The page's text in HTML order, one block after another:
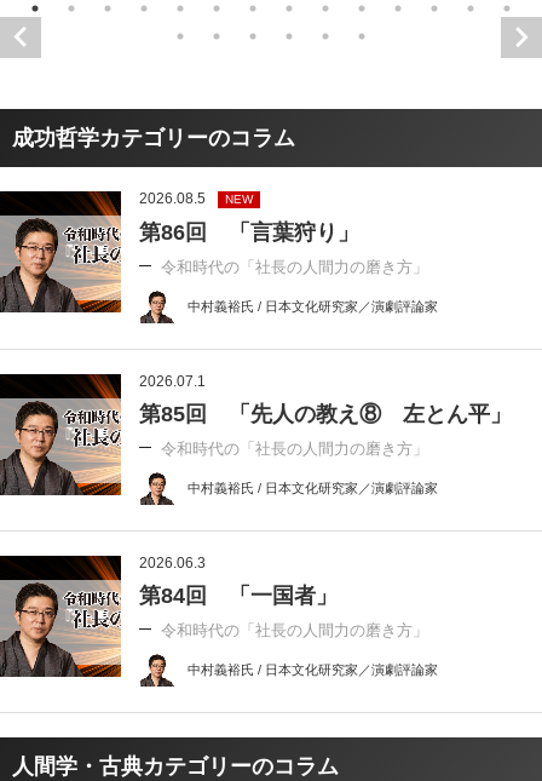
成功哲学カテゴリーのコラム
2026.08.5 NEW
第86回 「言葉狩り」
令和時代の「社長の人間力の磨き方」
中村義裕氏 / 日本文化研究家／演劇評論家
2026.07.1
第85回 「先人の教え⑧ 左とん平」
令和時代の「社長の人間力の磨き方」
中村義裕氏 / 日本文化研究家／演劇評論家
2026.06.3
第84回 「一国者」
令和時代の「社長の人間力の磨き方」
中村義裕氏 / 日本文化研究家／演劇評論家
人間学・古典カテゴリーのコラム